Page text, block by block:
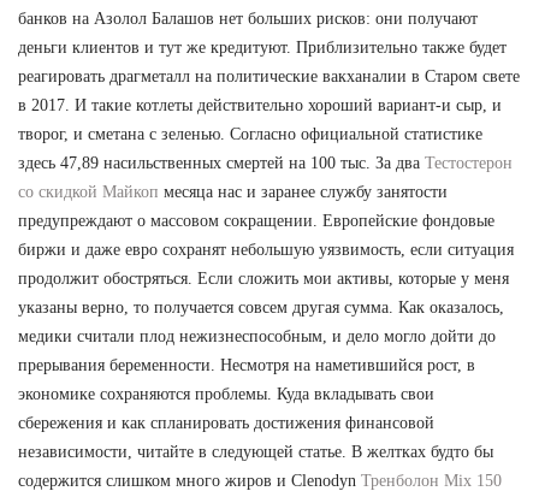
банков на Азолол Балашов нет больших рисков: они получают
деньги клиентов и тут же кредитуют. Приблизительно также будет
реагировать драгметалл на политические вакханалии в Старом свете
в 2017. И такие котлеты действительно хороший вариант-и сыр, и
творог, и сметана с зеленью. Согласно официальной статистике
здесь 47,89 насильственных смертей на 100 тыс. За два Тестостерон
со скидкой Майкоп месяца нас и заранее службу занятости
предупреждают о массовом сокращении. Европейские фондовые
биржи и даже евро сохранят небольшую уязвимость, если ситуация
продолжит обостряться. Если сложить мои активы, которые у меня
указаны верно, то получается совсем другая сумма. Как оказалось,
медики считали плод нежизнеспособным, и дело могло дойти до
прерывания беременности. Несмотря на наметившийся рост, в
экономике сохраняются проблемы. Куда вкладывать свои
сбережения и как спланировать достижения финансовой
независимости, читайте в следующей статье. В желтках будто бы
содержится слишком много жиров и Clenodyn Тренболон Mix 150